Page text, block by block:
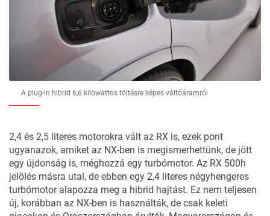
A plug-in hibrid 6,6 kilowattos töltésre képes váltóáramról
2,4 és 2,5 literes motorokra vált az RX is, ezek pont
ugyanazok, amiket az NX-ben is megismerhettünk, de jött
egy újdonság is, méghozzá egy turbómotor. Az RX 500h
jelölés másra utal, de ebben egy 2,4 literes négyhengeres
turbómotor alapozza meg a hibrid hajtást. Ez nem teljesen
új, korábban az NX-ben is használták, de csak keleti